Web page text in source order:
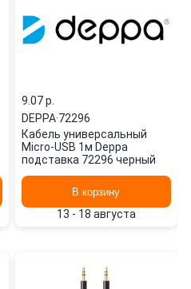
9.07 p.
DEPPA·72296
Кабель универсальный
Micro-USB 1м Deppa
подставка 72296 черный
В корзину
13 - 18 августа